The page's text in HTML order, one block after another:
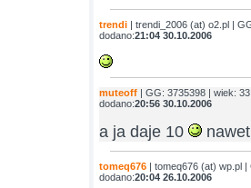
trendi | trendi_2006 (at) o2.pl |
dodano:21:04 30.10.2006
muteoff | GG: 3735398 | wiek: 33
dodano:20:56 30.10.2006
a ja daje 10
tomeq676 | tomeq676 (at) wp.pl
dodano:20:04 26.10.2006